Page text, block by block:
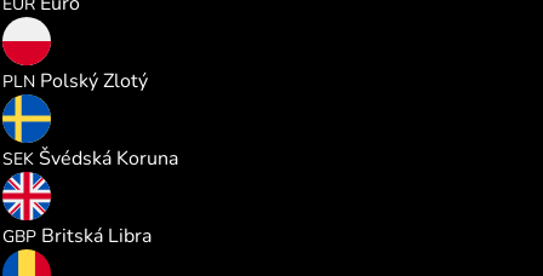
PLN Polský Zlotý
SEK Švédská Koruna
GBP Britská Libra